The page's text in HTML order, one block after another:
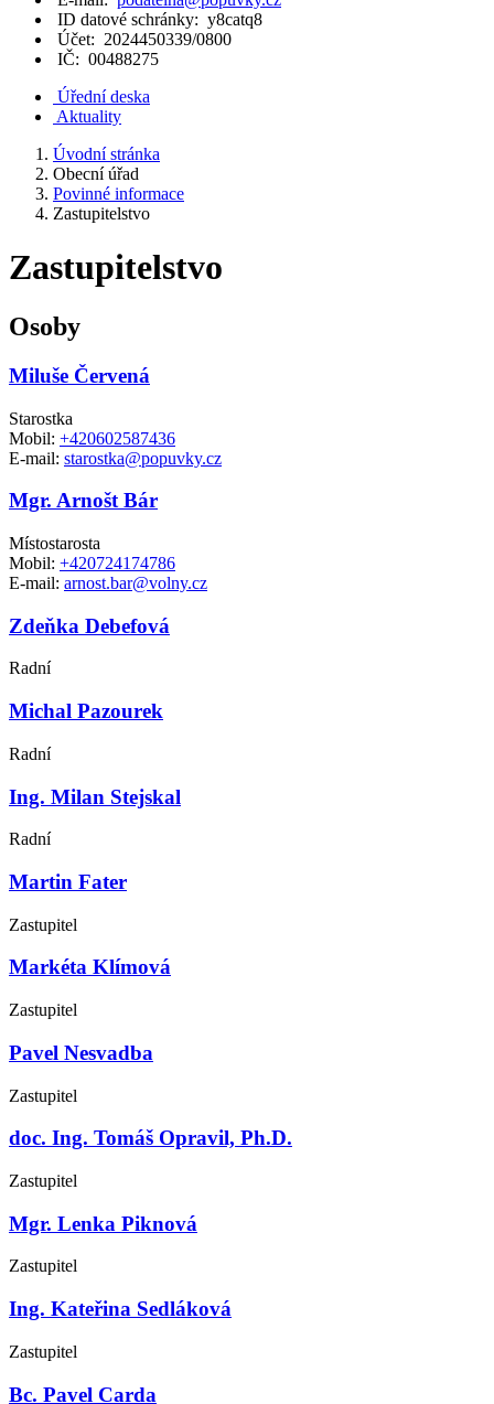
ID datové schránky: y8catq8
Účet: 2024450339/0800
IČ: 00488275
Úřední deska
Aktuality
Úvodní stránka
Obecní úřad
Povinné informace
Zastupitelstvo
Zastupitelstvo
Osoby
Miluše Červená
Starostka
Mobil: +420602587436
E-mail: starostka@popuvky.cz
Mgr. Arnošt Bár
Místostarosta
Mobil: +420724174786
E-mail: arnost.bar@volny.cz
Zdeňka Debefová
Radní
Michal Pazourek
Radní
Ing. Milan Stejskal
Radní
Martin Fater
Zastupitel
Markéta Klímová
Zastupitel
Pavel Nesvadba
Zastupitel
doc. Ing. Tomáš Opravil, Ph.D.
Zastupitel
Mgr. Lenka Piknová
Zastupitel
Ing. Kateřina Sedláková
Zastupitel
Bc. Pavel Carda